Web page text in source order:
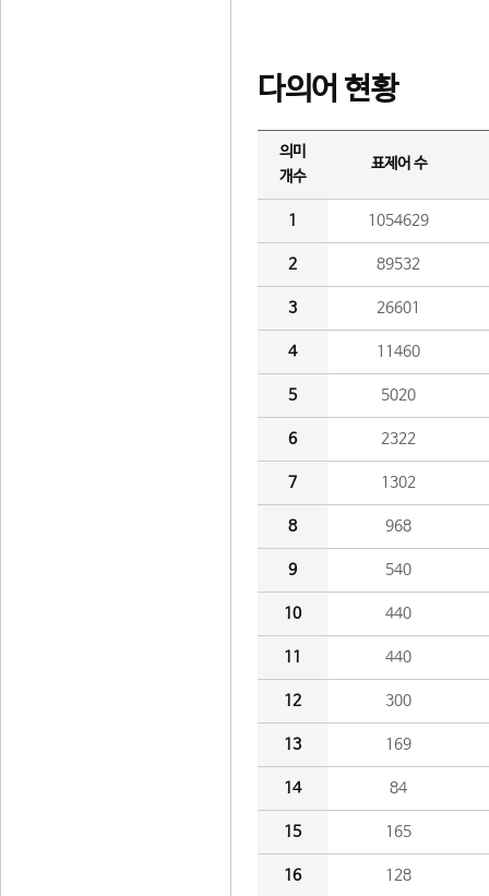
다의어 현황
의미
개수
표제어 수
1 1054629
2 89532
3 26601
4 11460
5 5020
6 2322
7 1302
8 968
9 540
10 440
11 440
12 300
13 169
14 84
15 165
16 128